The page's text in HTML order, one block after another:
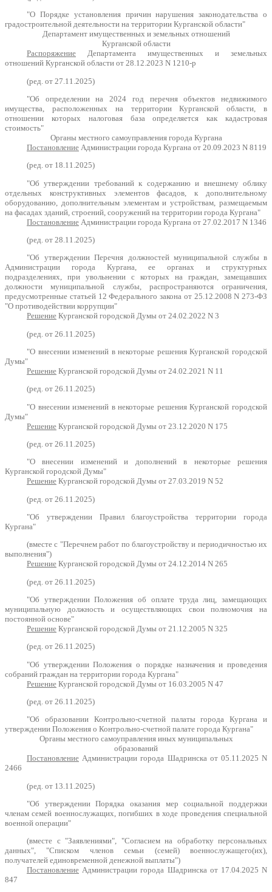
"О Порядке установления причин нарушения законодательства о
градостроительной деятельности на территории Курганской области"
Департамент имущественных и земельных отношений
Курганской области
Распоряжение Департамента имущественных и земельных
отношений Курганской области от 28.12.2023 N 1210-р
(ред. от 27.11.2025)
"Об определении на 2024 год перечня объектов недвижимого
имущества, расположенных на территории Курганской области, в
отношении которых налоговая база определяется как кадастровая
стоимость"
Органы местного самоуправления города Кургана
Постановление Администрации города Кургана от 20.09.2023 N 8119
(ред. от 18.11.2025)
"Об утверждении требований к содержанию и внешнему облику
отдельных конструктивных элементов фасадов, к дополнительному
оборудованию, дополнительным элементам и устройствам, размещаемым
на фасадах зданий, строений, сооружений на территории города Кургана"
Постановление Администрации города Кургана от 27.02.2017 N 1346
(ред. от 28.11.2025)
"Об утверждении Перечня должностей муниципальной службы в
Администрации города Кургана, ее органах и структурных
подразделениях, при увольнении с которых на граждан, замещавших
должности муниципальной службы, распространяются ограничения,
предусмотренные статьей 12 Федерального закона от 25.12.2008 N 273-ФЗ
"О противодействии коррупции"
Решение Курганской городской Думы от 24.02.2022 N 3
(ред. от 26.11.2025)
"О внесении изменений в некоторые решения Курганской городской
Думы"
Решение Курганской городской Думы от 24.02.2021 N 11
(ред. от 26.11.2025)
"О внесении изменений в некоторые решения Курганской городской
Думы"
Решение Курганской городской Думы от 23.12.2020 N 175
(ред. от 26.11.2025)
"О внесении изменений и дополнений в некоторые решения
Курганской городской Думы"
Решение Курганской городской Думы от 27.03.2019 N 52
(ред. от 26.11.2025)
"Об утверждении Правил благоустройства территории города
Кургана"
(вместе с "Перечнем работ по благоустройству и периодичностью их
выполнения")
Решение Курганской городской Думы от 24.12.2014 N 265
(ред. от 26.11.2025)
"Об утверждении Положения об оплате труда лиц, замещающих
муниципальную должность и осуществляющих свои полномочия на
постоянной основе"
Решение Курганской городской Думы от 21.12.2005 N 325
(ред. от 26.11.2025)
"Об утверждении Положения о порядке назначения и проведения
собраний граждан на территории города Кургана"
Решение Курганской городской Думы от 16.03.2005 N 47
(ред. от 26.11.2025)
"Об образовании Контрольно-счетной палаты города Кургана и
утверждении Положения о Контрольно-счетной палате города Кургана"
Органы местного самоуправления иных муниципальных
образований
Постановление Администрации города Шадринска от 05.11.2025 N
2466
(ред. от 13.11.2025)
"Об утверждении Порядка оказания мер социальной поддержки
членам семей военнослужащих, погибших в ходе проведения специальной
военной операции"
(вместе с "Заявлениями", "Согласием на обработку персональных
данных", "Списком членов семьи (семей) военнослужащего(их),
получателей единовременной денежной выплаты")
Постановление Администрации города Шадринска от 17.04.2025 N
847